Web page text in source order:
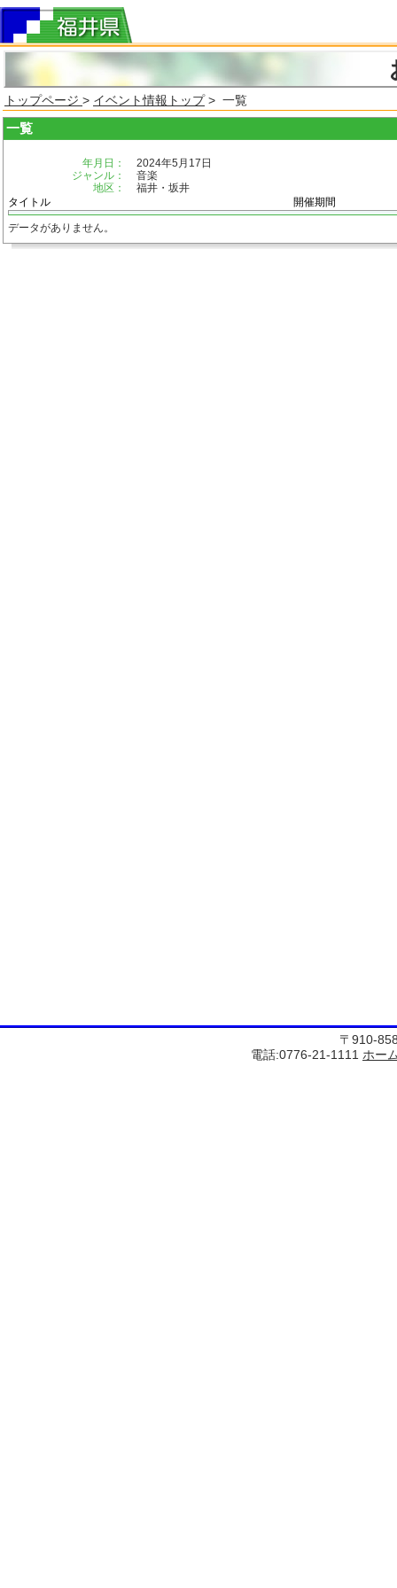
トップページ > イベント情報トップ> 一覧
一覧
年月日：
2024年5月17日
ジャンル：
音楽
地区：
福井・坂井
タイトル
開催期間
データがありません。
〒910-
電話:0776-21-1111 ホー